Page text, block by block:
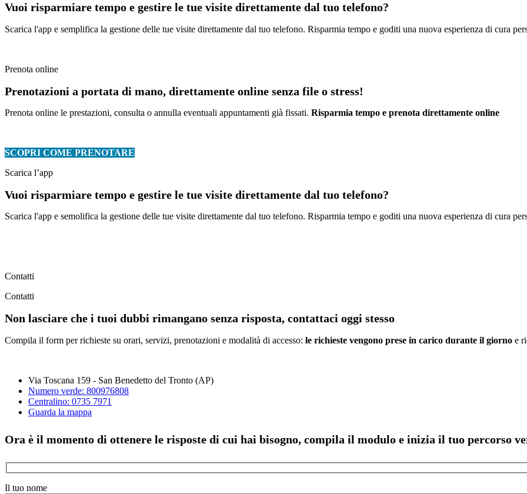
Vuoi risparmiare tempo e gestire le tue visite direttamente dal tuo telefono?
Scarica l'app e semplifica la gestione delle tue visite direttamente dal tuo telefono. Risparmia tempo e goditi una nuova esperienza di cura
Prenota online
Prenotazioni a portata di mano, direttamente online senza file o stress!
Prenota online le prestazioni, consulta o annulla eventuali appuntamenti già fissati. Risparmia tempo e prenota direttamente online
SCOPRI COME PRENOTARE
Scarica l’app
Vuoi risparmiare tempo e gestire le tue visite direttamente dal tuo telefono?
Scarica l'app e semolifica la gestione delle tue visite direttamente dal tuo telefono. Risparmia tempo e goditi una nuova esperienza di cura
Contatti
Contatti
Non lasciare che i tuoi dubbi rimangano senza risposta, contattaci oggi stesso
Compila il form per richieste su orari, servizi, prenotazioni e modalità di accesso: le richieste vengono prese in carico durante il giorno e
Via Toscana 159 - San Benedetto del Tronto (AP)
Numero verde: 800976808
Centralino: 0735 7971
Guarda la mappa
Ora è il momento di ottenere le risposte di cui hai bisogno, compila il modulo e inizia il tuo percorso
Il tuo nome